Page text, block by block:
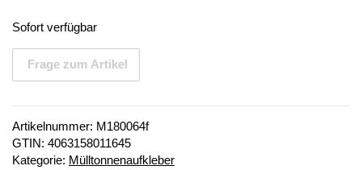
Sofort verfügbar
Frage zum Artikel
Artikelnummer: M180064f
GTIN: 4063158011645
Kategorie: Mülltonnenaufkleber